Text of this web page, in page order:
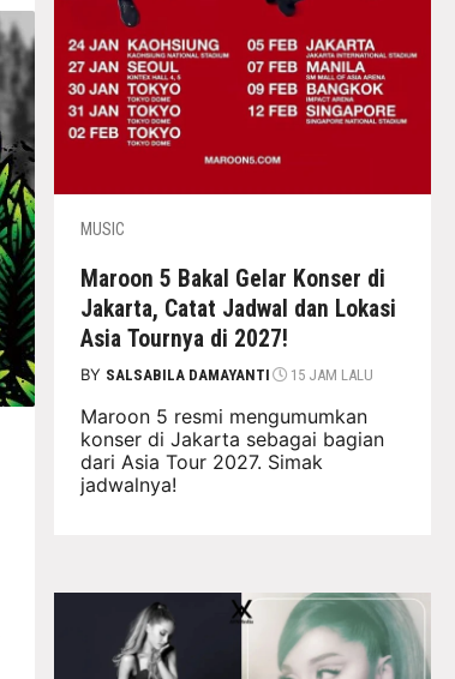
MUSIC
Maroon 5 Bakal Gelar Konser di
Jakarta, Catat Jadwal dan Lokasi
Asia Tournya di 2027!
BY SALSABILA DAMAYANTI 15 JAM LALU
Maroon 5 resmi mengumumkan
konser di Jakarta sebagai bagian
dari Asia Tour 2027. Simak
jadwalnya!